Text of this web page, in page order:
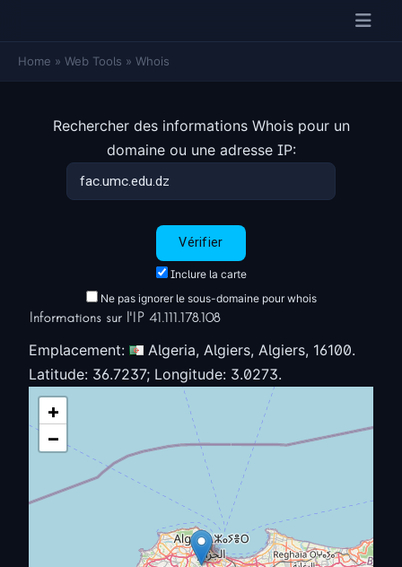
Home » Web Tools » Whois
Rechercher des informations Whois pour un
domaine ou une adresse IP:
Inclure la carte
Ne pas ignorer le sous-domaine pour whois
Informations sur l'IP 41.111.178.108
Emplacement:
Algeria, Algiers, Algiers, 16100.
Latitude: 36.7237; Longitude: 3.0273.
+
−